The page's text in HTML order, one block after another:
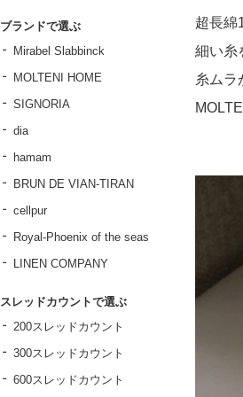
超長綿
細い糸
糸ムラ
ブランドで選ぶ
Mirabel Slabbinck
MOLTENI HOME
SIGNORIA
dia
hamam
BRUN DE VIAN-TIRAN
cellpur
Royal-Phoenix of the seas
LINEN COMPANY
スレッドカウントで選ぶ
200スレッドカウント
300スレッドカウント
600スレッドカウント